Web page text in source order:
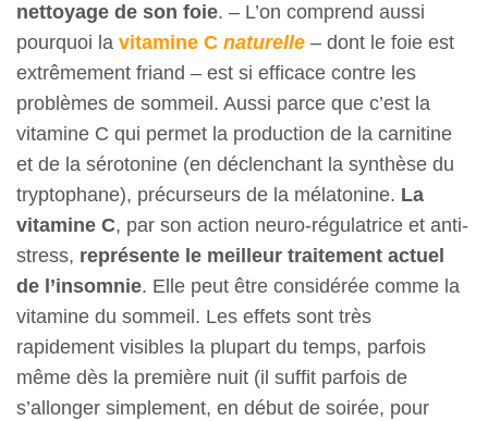
nettoyage de son foie. – L’on comprend aussi
pourquoi la vitamine C naturelle – dont le foie est
extrêmement friand – est si efficace contre les
problèmes de sommeil. Aussi parce que c’est la
vitamine C qui permet la production de la carnitine
et de la sérotonine (en déclenchant la synthèse du
tryptophane), précurseurs de la mélatonine. La
vitamine C, par son action neuro-régulatrice et anti-
stress, représente le meilleur traitement actuel
de l’insomnie. Elle peut être considérée comme la
vitamine du sommeil. Les effets sont très
rapidement visibles la plupart du temps, parfois
même dès la première nuit (il suffit parfois de
s’allonger simplement, en début de soirée, pour